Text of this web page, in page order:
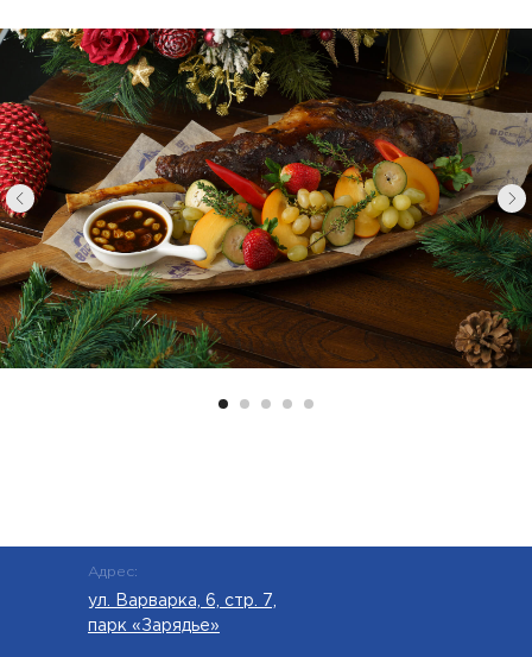
ул. Варварка, 6, стр. 7,
парк «Зарядье»
Адрес: